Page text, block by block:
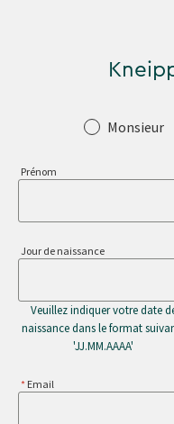
SalutationMonsieur
Prénom
Jour de naissance
Veuillez indiquer votre date
naissance dans le format
'JJ.MM.AAAA'
Email